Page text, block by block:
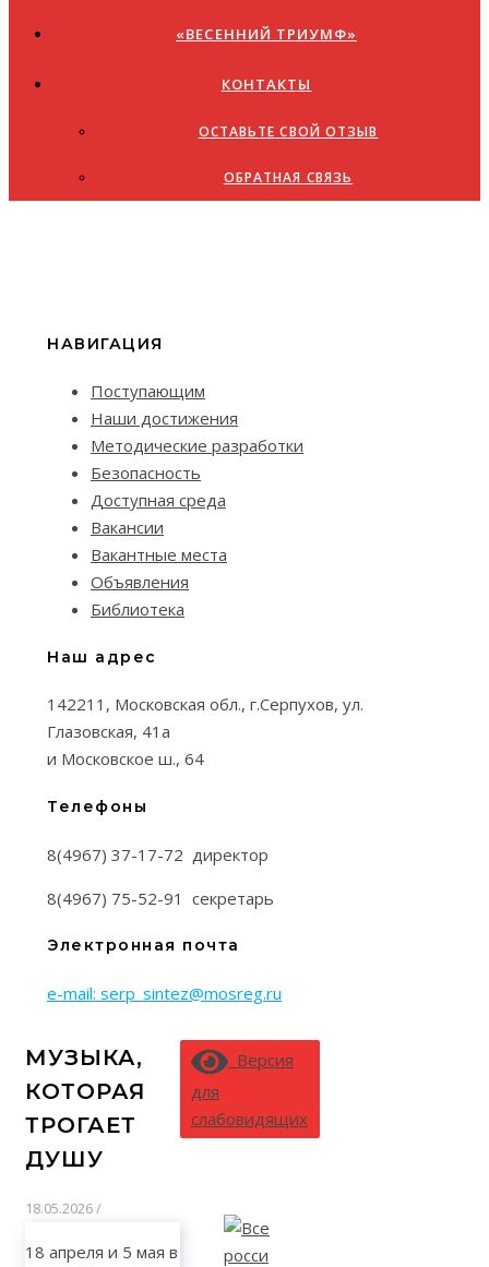
«ВЕСЕННИЙ ТРИУМФ»
КОНТАКТЫ
ОСТАВЬТЕ СВОЙ ОТЗЫВ
ОБРАТНАЯ СВЯЗЬ
НАВИГАЦИЯ
Поступающим
Наши достижения
Методические разработки
Безопасность
Доступная среда
Вакансии
Вакантные места
Объявления
Библиотека
Наш адрес
142211, Московская обл., г.Серпухов, ул.
Глазовская, 41а
и Московское ш., 64
Телефоны
8(4967) 37-17-72 директор
8(4967) 75-52-91 секретарь
Электронная почта
e-mail: serp_sintez@mosreg.ru
МУЗЫКА,
КОТОРАЯ
ТРОГАЕТ
ДУШУ
18.05.2026/
18 апреля и 5 мая в
Версия
для
слабовидящих